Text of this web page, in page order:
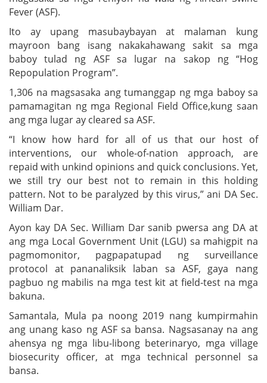
Fever (ASF).
Ito ay upang masubaybayan at malaman kung
mayroon bang isang nakakahawang sakit sa mga
baboy tulad ng ASF sa lugar na sakop ng “Hog
Repopulation Program”.
1,306 na magsasaka ang tumanggap ng mga baboy sa
pamamagitan ng mga Regional Field Office,kung saan
ang mga lugar ay cleared sa ASF.
“I know how hard for all of us that our host of
interventions, our whole-of-nation approach, are
repaid with unkind opinions and quick conclusions. Yet,
we still try our best not to remain in this holding
pattern. Not to be paralyzed by this virus,” ani DA Sec.
William Dar.
Ayon kay DA Sec. William Dar sanib pwersa ang DA at
ang mga Local Government Unit (LGU) sa mahigpit na
pagmomonitor, pagpapatupad ng surveillance
protocol at pananaliksik laban sa ASF, gaya nang
pagbuo ng mabilis na mga test kit at field-test na mga
bakuna.
Samantala, Mula pa noong 2019 nang kumpirmahin
ang unang kaso ng ASF sa bansa. Nagsasanay na ang
ahensya ng mga libu-libong beterinaryo, mga village
biosecurity officer, at mga technical personnel sa
bansa.